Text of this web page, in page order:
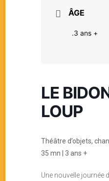
ÂGE
.3 ans +
LE
LOUP
Théâtre d’objets,
35 mn | 3 ans +
Une nouvelle journée